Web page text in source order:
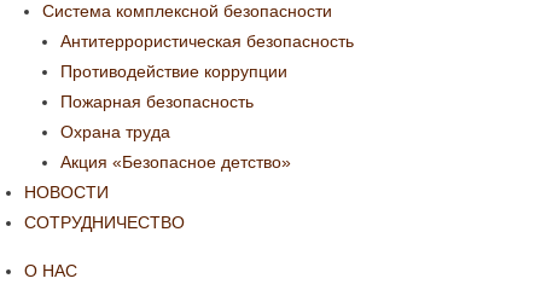
Система комплексной безопасности
Антитеррористическая безопасность
Противодействие коррупции
Пожарная безопасность
Охрана труда
Акция «Безопасное детство»
НОВОСТИ
СОТРУДНИЧЕСТВО
О НАС